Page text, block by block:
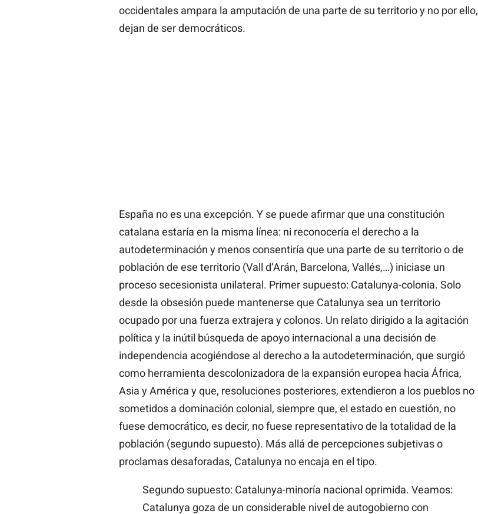
occidentales ampara la amputación de una parte de su territorio y no por ello,
dejan de ser democráticos.
España no es una excepción. Y se puede afirmar que una constitución
catalana estaría en la misma línea: ni reconocería el derecho a la
autodeterminación y menos consentiría que una parte de su territorio o de
población de ese territorio (Vall d’Arán, Barcelona, Vallés,…) iniciase un
proceso secesionista unilateral. Primer supuesto: Catalunya-colonia. Solo
desde la obsesión puede mantenerse que Catalunya sea un territorio
ocupado por una fuerza extrajera y colonos. Un relato dirigido a la agitación
política y la inútil búsqueda de apoyo internacional a una decisión de
independencia acogiéndose al derecho a la autodeterminación, que surgió
como herramienta descolonizadora de la expansión europea hacia África,
Asia y América y que, resoluciones posteriores, extendieron a los pueblos no
sometidos a dominación colonial, siempre que, el estado en cuestión, no
fuese democrático, es decir, no fuese representativo de la totalidad de la
población (segundo supuesto). Más allá de percepciones subjetivas o
proclamas desaforadas, Catalunya no encaja en el tipo.
Segundo supuesto: Catalunya-minoría nacional oprimida. Veamos:
Catalunya goza de un considerable nivel de autogobierno con